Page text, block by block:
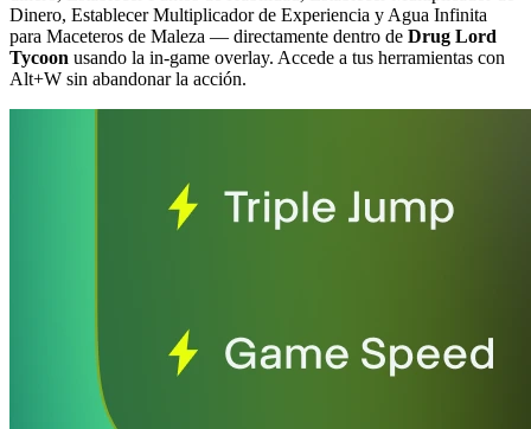
Dinero, Establecer Multiplicador de Experiencia y Agua Infinita
para Maceteros de Maleza — directamente dentro de Drug Lord
Tycoon usando la in-game overlay. Accede a tus herramientas con
Alt+W sin abandonar la acción.